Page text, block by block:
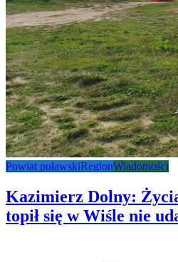
Powiat puławskiRegionWiadomości
Kazimierz Dolny:
topił się w Wiśle nie